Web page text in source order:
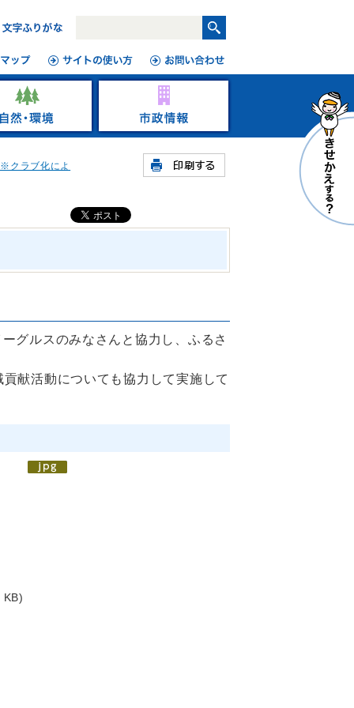
クラブ化によ
グルスのみなさんと協力し、ふるさ
献活動についても協力して実施して